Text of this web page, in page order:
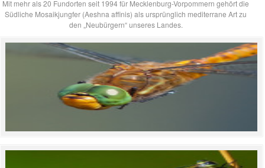
Mit mehr als 20 Fundorten seit 1994 für Mecklenburg-Vorpommern gehört die
Südliche Mosaikjungfer (Aeshna affinis) als ursprünglich mediterrane Art zu
den „Neubürgern“ unseres Landes.